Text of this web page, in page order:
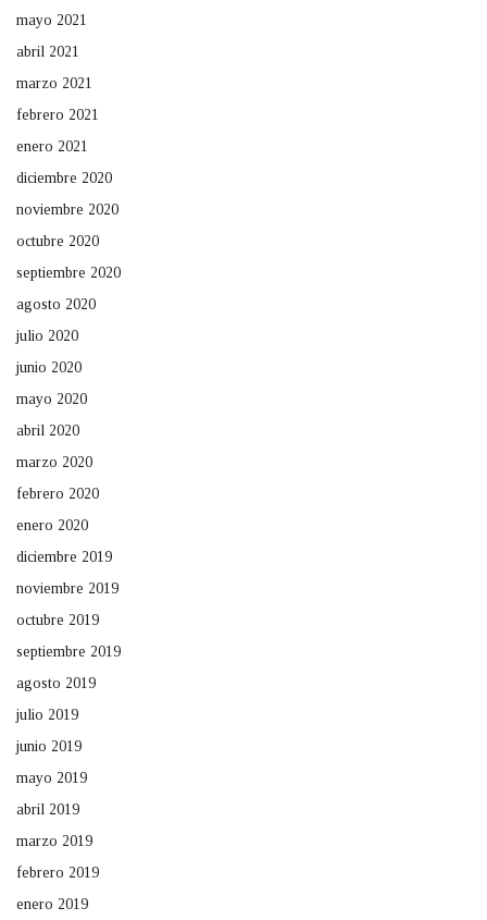
mayo 2021
abril 2021
marzo 2021
febrero 2021
enero 2021
diciembre 2020
noviembre 2020
octubre 2020
septiembre 2020
agosto 2020
julio 2020
junio 2020
mayo 2020
abril 2020
marzo 2020
febrero 2020
enero 2020
diciembre 2019
noviembre 2019
octubre 2019
septiembre 2019
agosto 2019
julio 2019
junio 2019
mayo 2019
abril 2019
marzo 2019
febrero 2019
enero 2019